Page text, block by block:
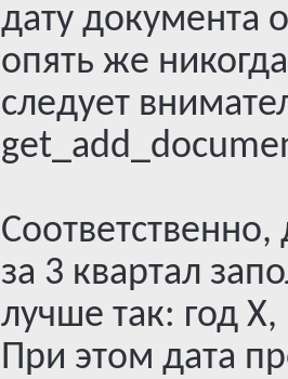
дату документа
опять же
следует
за 3 квартал
лучше так: год
При этом дата